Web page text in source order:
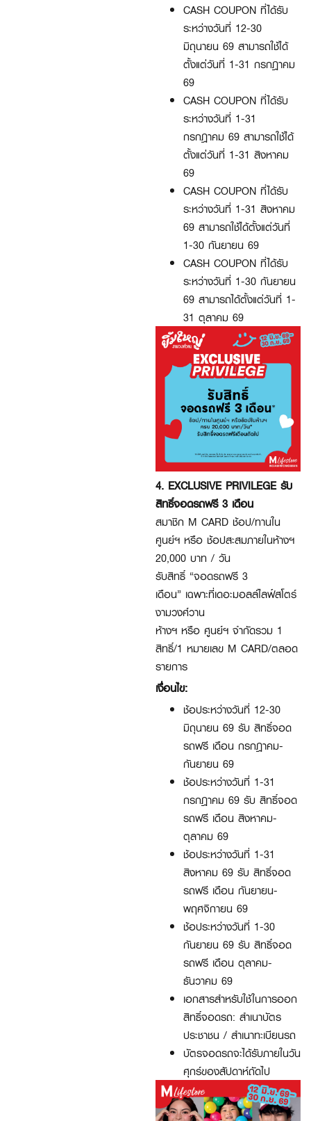
CASH COUPON ที่ได้รับ
ระหว่างวันที่ 12-30
มิถุนายน 69 สามารถใช้ได้
ตั้งแต่วันที่ 1-31 กรกฎาคม
69
CASH COUPON ที่ได้รับ
ระหว่างวันที่ 1-31
กรกฎาคม 69 สามารถใช้ได้
ตั้งแต่วันที่ 1-31 สิงหาคม
69
CASH COUPON ที่ได้รับ
ระหว่างวันที่ 1-31 สิงหาคม
69 สามารถใช้ได้ตั้งแต่วันที่
1-30 กันยายน 69
CASH COUPON ที่ได้รับ
ระหว่างวันที่ 1-30 กันยายน
69 สามารถได้ตั้งแต่วันที่ 1-
31 ตุลาคม 69
4. EXCLUSIVE PRIVILEGE รับ
สิทธิ์จอดรถฟรี 3 เดือน
สมาชิก M CARD ช้อป/ทานใน
ศูนย์ฯ หรือ ช้อปสะสมภายในห้างฯ
20,000 บาท / วัน
รับสิทธิ์ “จอดรถฟรี 3
เดือน” เฉพาะที่เดอะมอลล์ไลฟ์สโตร์
งามวงศ์วาน
ห้างฯ หรือ ศูนย์ฯ จำกัดรวม 1
สิทธิ์/1 หมายเลข M CARD/ตลอด
รายการ
เงื่อนไข:
ช้อประหว่างวันที่ 12-30
มิถุนายน 69 รับ สิทธิ์จอด
รถฟรี เดือน กรกฎาคม-
กันยายน 69
ช้อประหว่างวันที่ 1-31
กรกฎาคม 69 รับ สิทธิ์จอด
รถฟรี เดือน สิงหาคม-
ตุลาคม 69
ช้อประหว่างวันที่ 1-31
สิงหาคม 69 รับ สิทธิ์จอด
รถฟรี เดือน กันยายน-
พฤศจิกายน 69
ช้อประหว่างวันที่ 1-30
กันยายน 69 รับ สิทธิ์จอด
รถฟรี เดือน ตุลาคม-
ธันวาคม 69
เอกสารสำหรับใช้ในการออก
สิทธิ์จอดรถ: สำเนาบัตร
ประชาชน / สำเนาทะเบียนรถ
บัตรจอดรถจะได้รับภายในวัน
ศุกร์ของสัปดาห์ถัดไป